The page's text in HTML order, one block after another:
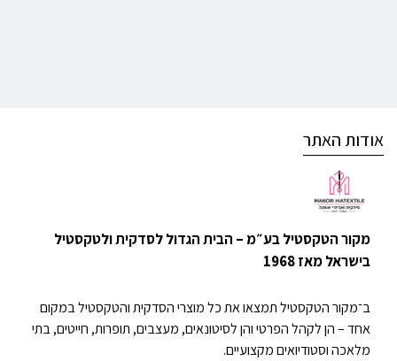
אודות האתר
מקור הטקסטיל בע״מ – הבית הגדול לסדקית ולטקסטיל
בישראל מאז 1968
ב־מקור הטקסטיל תמצאו את כל מוצרי הסדקית והטקסטיל במקום
אחד – הן לקהל הפרטי והן לסיטונאים, מעצבים, תופרות, חייטים, בתי
מלאכה וסטודיואים מקצועיים.